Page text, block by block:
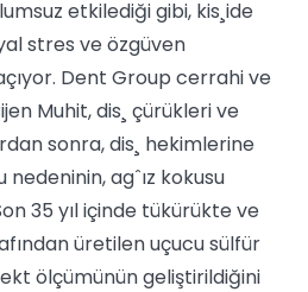
etkilediği gibi, kis¸ide
stres ve özgüven
Dent Group cerrahi ve
Muhit, dis¸ çürükleri ve
sonra, dis¸ hekimlerine
nedeninin, agˆız kokusu
35 yıl içinde tükürükte ve
üretilen uçucu sülfür
ölçümünün geliştirildiğini